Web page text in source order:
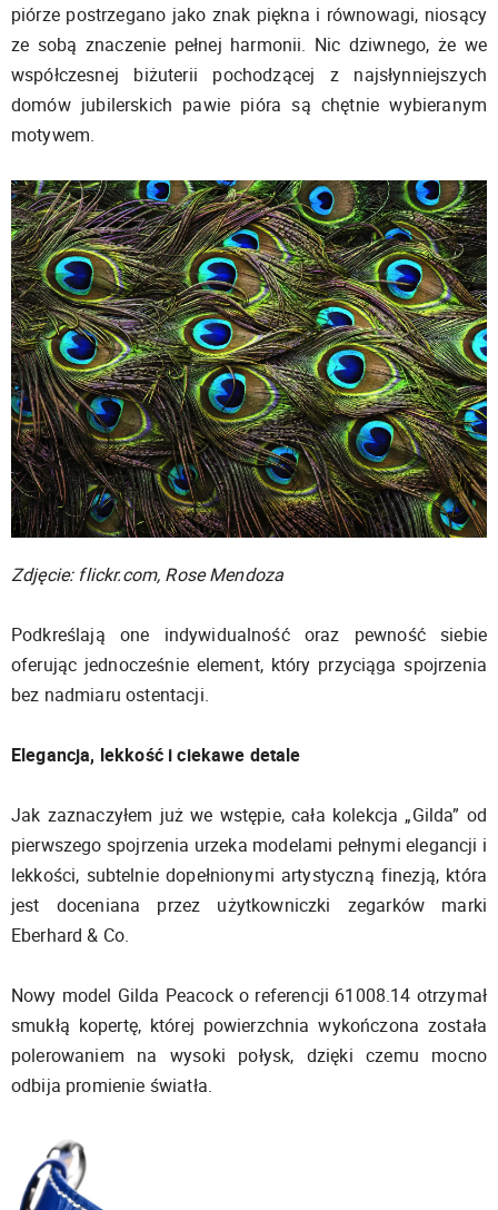
piórze postrzegano jako znak piękna i równowagi, niosący
ze sobą znaczenie pełnej harmonii. Nic dziwnego, że we
współczesnej biżuterii pochodzącej z najsłynniejszych
domów jubilerskich pawie pióra są chętnie wybieranym
motywem.
Zdjęcie: flickr.com, Rose Mendoza
Podkreślają one indywidualność oraz pewność siebie
oferując jednocześnie element, który przyciąga spojrzenia
bez nadmiaru ostentacji.
Elegancja, lekkość i ciekawe detale
Jak zaznaczyłem już we wstępie, cała kolekcja „Gilda” od
pierwszego spojrzenia urzeka modelami pełnymi elegancji i
lekkości, subtelnie dopełnionymi artystyczną finezją, która
jest doceniana przez użytkowniczki zegarków marki
Eberhard & Co.
Nowy model Gilda Peacock o referencji 61008.14 otrzymał
smukłą kopertę, której powierzchnia wykończona została
polerowaniem na wysoki połysk, dzięki czemu mocno
odbija promienie światła.